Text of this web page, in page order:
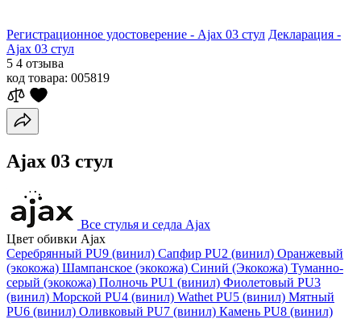
Регистрационное удостоверение - Ajax 03 стул Декларация -
Ajax 03 стул
5 4 отзыва
код товара: 005819
Ajax 03 стул
Все стулья и седла Ajax
Цвет обивки Ajax
Серебрянный PU9 (винил) Сапфир PU2 (винил) Оранжевый
(экокожа) Шампанское (экокожа) Синий (Экокожа) Туманно-
серый (экокожа) Полночь PU1 (винил) Фиолетовый PU3
(винил) Морской PU4 (винил) Wathet PU5 (винил) Мятный
PU6 (винил) Оливковый PU7 (винил) Камень PU8 (винил)